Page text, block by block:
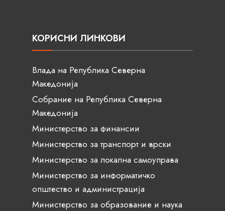
КОРИСНИ ЛИНКОВИ
Влада на Република Северна
Македонија
Собрание на Република Северна
Македонија
Министерство за финансии
Министерство за транспорт и врски
Министерство за локална самоуправа
Министерство за информатичко
општество и администрација
Министерство за образование и наука